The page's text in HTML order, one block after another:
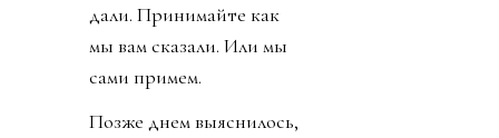
дали. Принимайте как
мы вам сказали. Или мы
сами примем.
Позже днем выяснилось,